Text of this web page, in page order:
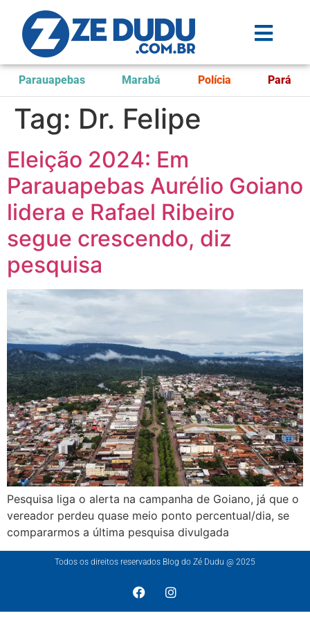
Parauapebas Marabá Polícia Pará
Tag: Dr. Felipe
Eleição 2024: Em
Parauapebas Aurélio Goiano
lidera e Rafael Ribeiro
segue crescendo, diz
pesquisa
Pesquisa liga o alerta na campanha de Goiano, já que o
vereador perdeu quase meio ponto percentual/dia, se
compararmos a última pesquisa divulgada
Todos os direitos reservados Blog do Zé Dudu @ 2025